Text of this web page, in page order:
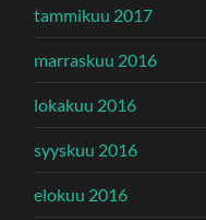
tammikuu 2017
marraskuu 2016
lokakuu 2016
syyskuu 2016
elokuu 2016